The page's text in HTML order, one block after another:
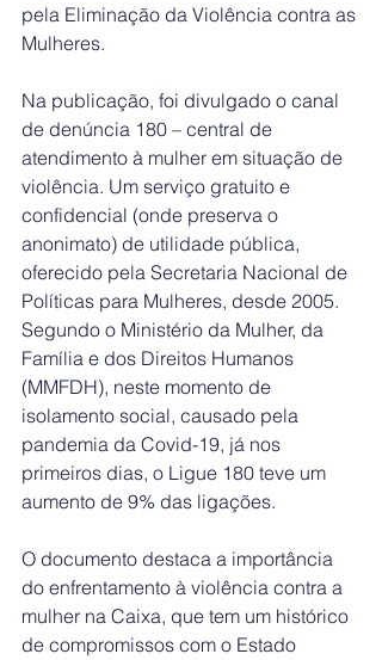
pela Eliminação da Violência contra as
Mulheres.
Na publicação, foi divulgado o canal
de denúncia 180 – central de
atendimento à mulher em situação de
violência. Um serviço gratuito e
confidencial (onde preserva o
anonimato) de utilidade pública,
oferecido pela Secretaria Nacional de
Políticas para Mulheres, desde 2005.
Segundo o Ministério da Mulher, da
Família e dos Direitos Humanos
(MMFDH), neste momento de
isolamento social, causado pela
pandemia da Covid-19, já nos
primeiros dias, o Ligue 180 teve um
aumento de 9% das ligações.
O documento destaca a importância
do enfrentamento à violência contra a
mulher na Caixa, que tem um histórico
de compromissos com o Estado